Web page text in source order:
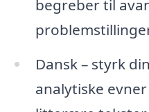
begreber til
Dansk – styrk
analytiske